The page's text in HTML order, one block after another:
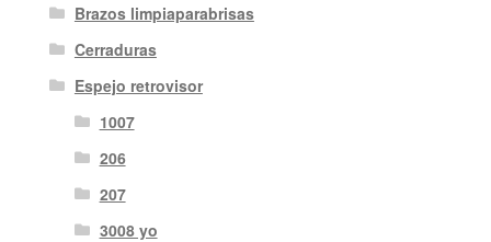
Brazos limpiaparabrisas
Cerraduras
Espejo retrovisor
1007
206
207
3008 yo